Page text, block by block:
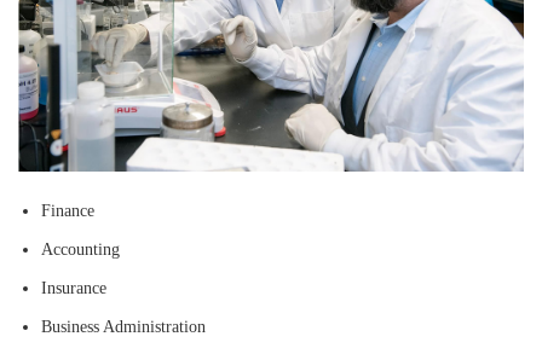
Finance
Accounting
Insurance
Business Administration